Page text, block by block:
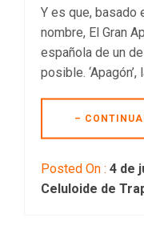
Y es que, basado
nombre, El Gran
española de un
posible.
–
Posted On : 4 de
Celuloide de